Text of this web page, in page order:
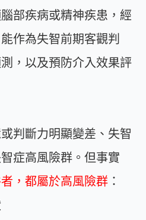
部疾病或精神疾患，經
作為失智前期客觀判
，以及預防介入效果評
判斷力明顯變差、失智
症高風險群。但事實
，都屬於高風險群 ：